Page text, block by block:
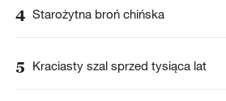
4 Starożytna broń chińska
5 Kraciasty szal sprzed tysiąca lat